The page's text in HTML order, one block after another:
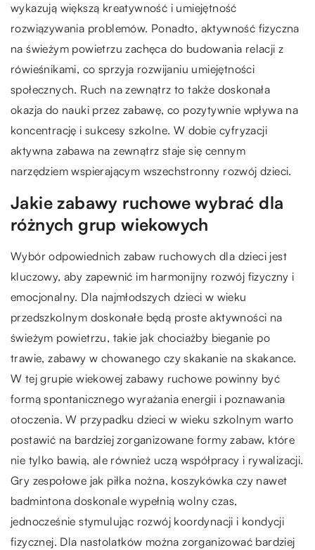
wykazują większą kreatywność i umiejętność
rozwiązywania problemów. Ponadto, aktywność fizyczna
na świeżym powietrzu zachęca do budowania relacji z
rówieśnikami, co sprzyja rozwijaniu umiejętności
społecznych. Ruch na zewnątrz to także doskonała
okazja do nauki przez zabawę, co pozytywnie wpływa na
koncentrację i sukcesy szkolne. W dobie cyfryzacji
aktywna zabawa na zewnątrz staje się cennym
narzędziem wspierającym wszechstronny rozwój dzieci.
Jakie zabawy ruchowe wybrać dla
różnych grup wiekowych
Wybór odpowiednich zabaw ruchowych dla dzieci jest
kluczowy, aby zapewnić im harmonijny rozwój fizyczny i
emocjonalny. Dla najmłodszych dzieci w wieku
przedszkolnym doskonałe będą proste aktywności na
świeżym powietrzu, takie jak chociażby bieganie po
trawie, zabawy w chowanego czy skakanie na skakance.
W tej grupie wiekowej zabawy ruchowe powinny być
formą spontanicznego wyrażania energii i poznawania
otoczenia. W przypadku dzieci w wieku szkolnym warto
postawić na bardziej zorganizowane formy zabaw, które
nie tylko bawią, ale również uczą współpracy i rywalizacji.
Gry zespołowe jak piłka nożna, koszykówka czy nawet
badmintona doskonale wypełnią wolny czas,
jednocześnie stymulując rozwój koordynacji i kondycji
fizycznej. Dla nastolatków można zorganizować bardziej